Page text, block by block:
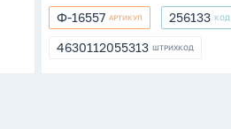
Ф-16557
Ф-16557 АРТИКУЛ 256133
256133 КОД
4630112055313
4630112055313 ШТРИХКОД